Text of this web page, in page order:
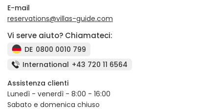
E-mail
reservations@villas-guide.com
Vi serve aiuto? Chiamateci:
DE 0800 0010 799
International +43 720 11 6564
Assistenza clienti
Lunedì - venerdì - 8:00 - 16:00
Sabato e domenica chiuso